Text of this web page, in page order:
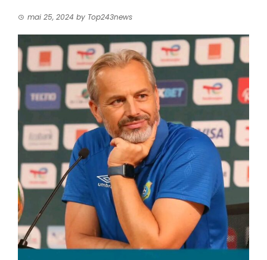
mai 25, 2024 by Top243news